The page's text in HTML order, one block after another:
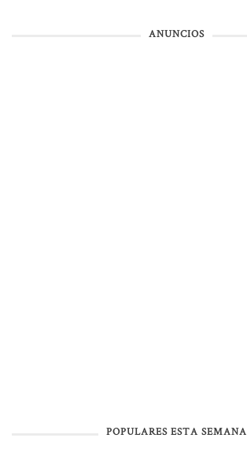
ANUNCIOS
POPULARES ESTA SEMANA